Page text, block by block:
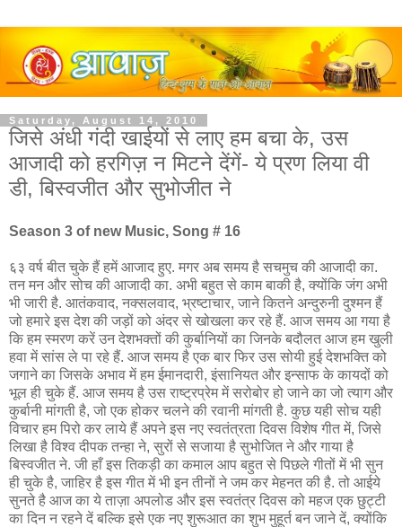
Saturday, August 14, 2010
जिसे अंधी गंदी खाईयों से लाए हम बचा के, उस
आजादी को हरगिज़ न मिटने देंगें- ये प्रण लिया वी
डी, बिस्वजीत और सुभोजीत ने
Season 3 of new Music, Song # 16
६३ वर्ष बीत चुके हैं हमें आजाद हुए. मगर अब समय है सचमुच की आजादी का.
तन मन और सोच की आजादी का. अभी बहुत से काम बाकी है, क्योंकि जंग अभी
भी जारी है. आतंकवाद, नक्सलवाद, भ्रष्टाचार, जाने कितने अन्दुरुनी दुश्मन हैं
जो हमारे इस देश की जड़ों को अंदर से खोखला कर रहे हैं. आज समय आ गया है
कि हम स्मरण करें उन देशभक्तों की कुर्बानियों का जिनके बदौलत आज हम खुली
हवा में सांस ले पा रहे हैं. आज समय है एक बार फिर उस सोयी हुई देशभक्ति को
जगाने का जिसके अभाव में हम ईमानदारी, इंसानियत और इन्साफ के कायदों को
भूल ही चुके हैं. आज समय है उस राष्ट्रप्रेम में सरोबोर हो जाने का जो त्याग और
कुर्बानी मांगती है, जो एक होकर चलने की रवानी मांगती है. कुछ यही सोच यही
विचार हम पिरो कर लाये हैं अपने इस नए स्वतंत्रता दिवस विशेष गीत में, जिसे
लिखा है विश्व दीपक तन्हा ने, सुरों से सजाया है सुभोजित ने और गाया है
बिस्वजीत ने. जी हाँ इस तिकड़ी का कमाल आप बहुत से पिछले गीतों में भी सुन
ही चुके है, जाहिर है इस गीत में भी इन तीनों ने जम कर मेहनत की है. तो आईये
सुनते है आज का ये ताज़ा अपलोड और इस स्वतंत्र दिवस को महज एक छुट्टी
का दिन न रहने दें बल्कि इसे एक नए शुरूआत का शुभ मुहूर्त बन जाने दें, क्योंकि